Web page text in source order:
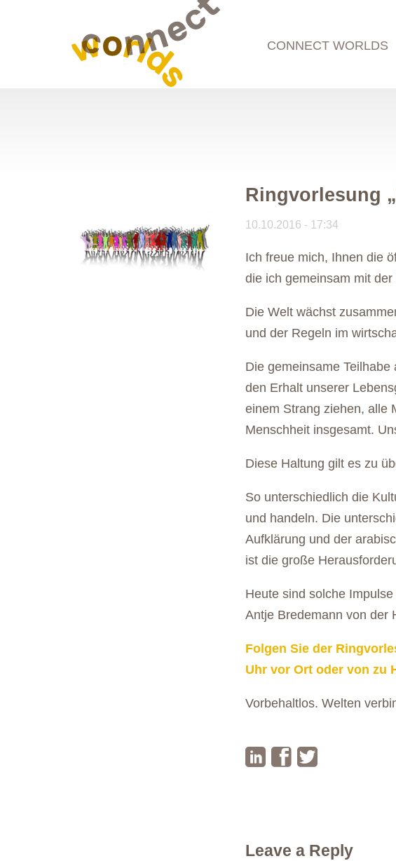
CONNECT WORLDS
Ringvorlesung
10.10.2016 - 17:34
Ich freue mich, Ihnen die
die ich gemeinsam mit
Die Welt wächst
und der Regeln im
Die gemeinsame
den Erhalt unserer
einem Strang ziehen, alle
Menschheit insgesamt.
Diese Haltung gilt es zu
So unterschiedlich die
und handeln. Die
Aufklärung und der
ist die große
Heute sind solche
Antje Bredemann von der
Folgen Sie der
Uhr vor Ort oder von zu
Vorbehaltlos. Welten
Leave a Reply